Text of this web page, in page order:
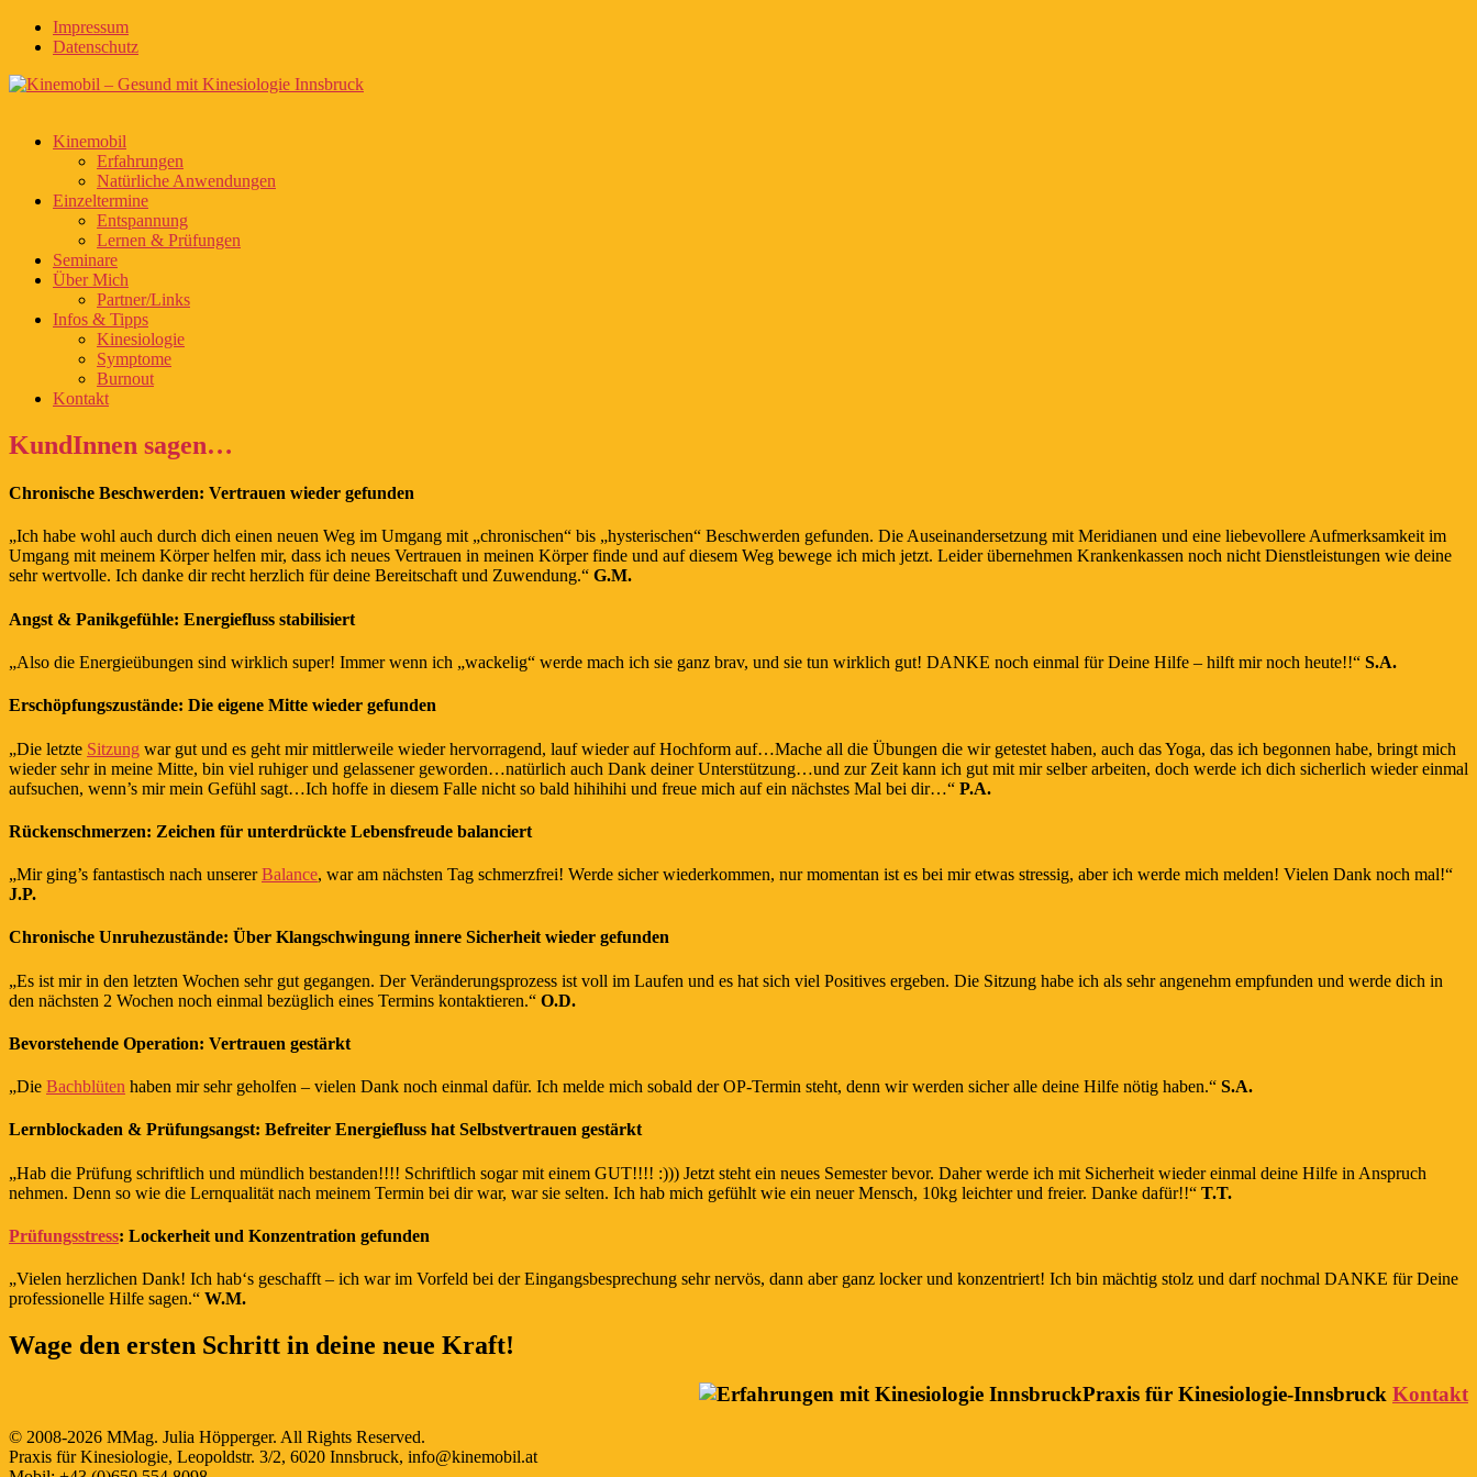
Impressum
Datenschutz
Kinemobil
Erfahrungen
Natürliche Anwendungen
Einzeltermine
Entspannung
Lernen & Prüfungen
Seminare
Über Mich
Partner/Links
Infos & Tipps
Kinesiologie
Symptome
Burnout
Kontakt
KundInnen sagen…
Chronische Beschwerden: Vertrauen wieder gefunden
„Ich habe wohl auch durch dich einen neuen Weg im Umgang mit „chronischen“ bis „hysterischen“ Beschwerden gefunden. Die Auseinandersetzung mit Meridianen und eine liebevollere Aufmerksamkeit im
Umgang mit meinem Körper helfen mir, dass ich neues Vertrauen in meinen Körper finde und auf diesem Weg bewege ich mich jetzt. Leider übernehmen Krankenkassen noch nicht Dienstleistungen wie deine
sehr wertvolle. Ich danke dir recht herzlich für deine Bereitschaft und Zuwendung.“ G.M.
Angst & Panikgefühle: Energiefluss stabilisiert
„Also die Energieübungen sind wirklich super! Immer wenn ich „wackelig“ werde mach ich sie ganz brav, und sie tun wirklich gut! DANKE noch einmal für Deine Hilfe – hilft mir noch heute!!“ S.A.
Erschöpfungszustände: Die eigene Mitte wieder gefunden
„Die letzte Sitzung war gut und es geht mir mittlerweile wieder hervorragend, lauf wieder auf Hochform auf…Mache all die Übungen die wir getestet haben, auch das Yoga, das ich begonnen habe, bringt mich
wieder sehr in meine Mitte, bin viel ruhiger und gelassener geworden…natürlich auch Dank deiner Unterstützung…und zur Zeit kann ich gut mit mir selber arbeiten, doch werde ich dich sicherlich wieder einmal
aufsuchen, wenn’s mir mein Gefühl sagt…Ich hoffe in diesem Falle nicht so bald hihihihi und freue mich auf ein nächstes Mal bei dir…“ P.A.
Rückenschmerzen: Zeichen für unterdrückte Lebensfreude balanciert
„Mir ging’s fantastisch nach unsererBalance, war am nächsten Tag schmerzfrei! Werde sicher wiederkommen, nur momentan ist es bei mir etwas stressig, aber ich werde mich melden! Vielen Dank noch mal!“
J.P.
Chronische Unruhezustände: Über Klangschwingung innere Sicherheit wieder gefunden
„Es ist mir in den letzten Wochen sehr gut gegangen. Der Veränderungsprozess ist voll im Laufen und es hat sich viel Positives ergeben. Die Sitzung habe ich als sehr angenehm empfunden und werde dich in
den nächsten 2 Wochen noch einmal bezüglich eines Termins kontaktieren.“ O.D.
Bevorstehende Operation: Vertrauen gestärkt
„Die Bachblüten haben mir sehr geholfen – vielen Dank noch einmal dafür. Ich melde mich sobald der OP-Termin steht, denn wir werden sicher alle deine Hilfe nötig haben.“ S.A.
Lernblockaden & Prüfungsangst: Befreiter Energiefluss hat Selbstvertrauen gestärkt
„Hab die Prüfung schriftlich und mündlich bestanden!!!! Schriftlich sogar mit einem GUT!!!! :))) Jetzt steht ein neues Semester bevor. Daher werde ich mit Sicherheit wieder einmal deine Hilfe in Anspruch
nehmen. Denn so wie die Lernqualität nach meinem Termin bei dir war, war sie selten. Ich hab mich gefühlt wie ein neuer Mensch, 10kg leichter und freier. Danke dafür!!“ T.T.
Prüfungsstress: Lockerheit und Konzentration gefunden
„Vielen herzlichen Dank! Ich hab‘s geschafft – ich war im Vorfeld bei der Eingangsbesprechung sehr nervös, dann aber ganz locker und konzentriert! Ich bin mächtig stolz und darf nochmal DANKE für Deine
professionelle Hilfe sagen.“ W.M.
Wage den ersten Schritt in deine neue Kraft!
Praxis für Kinesiologie-Innsbruck Kontakt
© 2008-2026 MMag. Julia Höpperger. All Rights Reserved.
Praxis für Kinesiologie, Leopoldstr. 3/2, 6020 Innsbruck, info@kinemobil.at